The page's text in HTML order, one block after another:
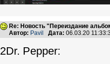
Re: Новость "Переиздание
Автор: Pavil Дата: 06.03.20
2Dr. Pepper: